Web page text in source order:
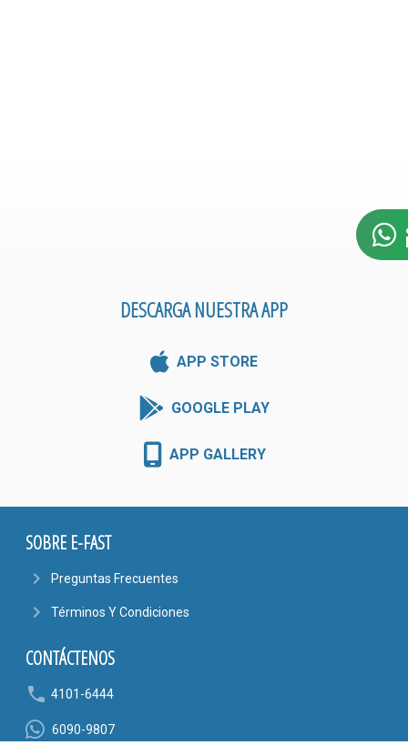
DESCARGA NUESTRA APP
APP STORE
GOOGLE PLAY
APP GALLERY
SOBRE E-FAST
navigate_next Preguntas Frecuentes
navigate_next Términos Y Condiciones
CONTÁCTENOS
phone 4101-6444
6090-9807